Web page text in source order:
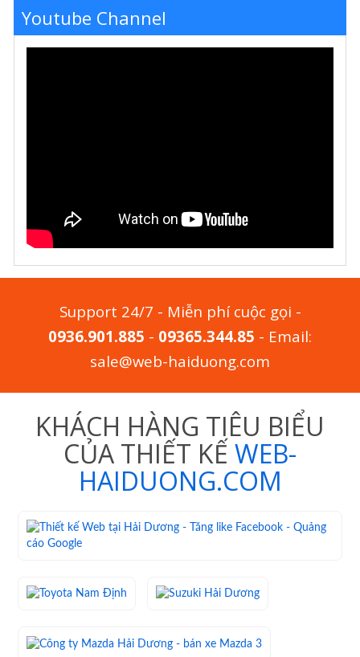
Youtube Channel
Support 24/7 - Miễn phí cuộc gọi -
0936.901.885 - 09365.344.85 - Email:
sale@web-haiduong.com
KHÁCH HÀNG TIÊU BIỂU
CỦA THIẾT KẾ WEB-
HAIDUONG.COM